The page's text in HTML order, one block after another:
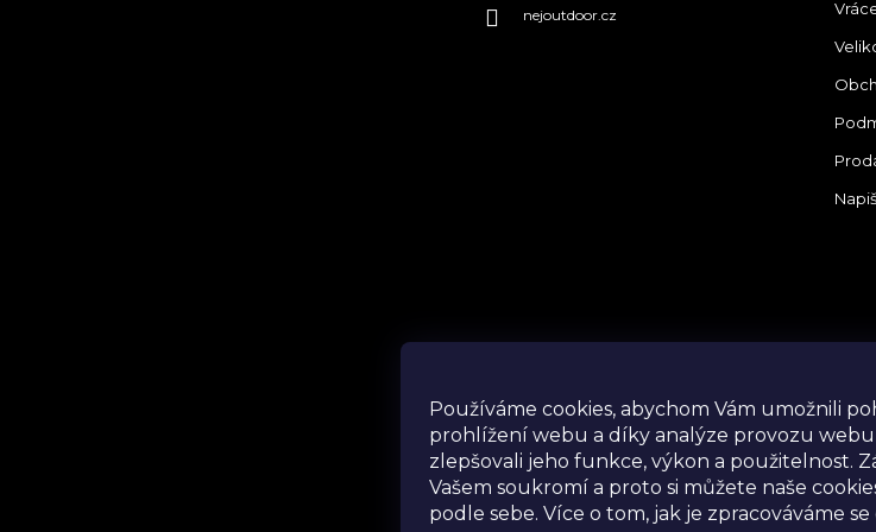
Používáme cookies, abychom Vám umožnili
prohlížení webu a díky analýze provozu
zlepšovali jeho funkce, výkon a použitelnost.
Vašem soukromí a proto si můžete naše
podle sebe. Více o tom, jak je zpracováváme
nejoutdoor.cz